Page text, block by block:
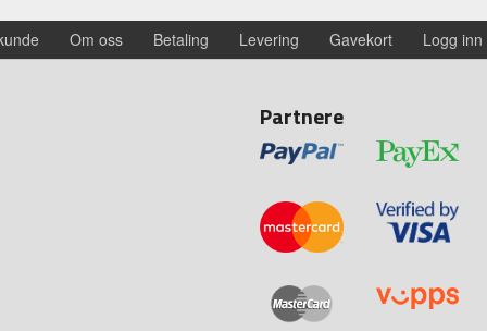
Om oss Betaling Levering Gavekort Logg inn
Partnere